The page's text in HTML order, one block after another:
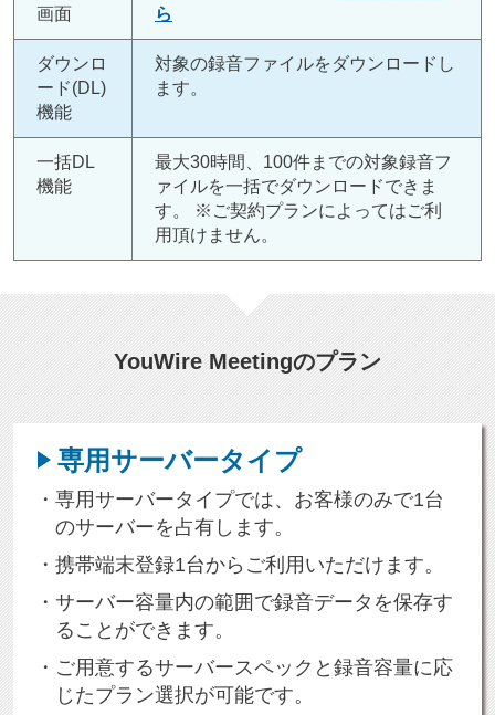
画面
ら
ダウンロ
ード(DL)
機能
対象の録音ファイルをダウンロードし
ます。
一括DL
機能
最大30時間、100件までの対象録音フ
ァイルを一括でダウンロードできま
す。 ※ご契約プランによってはご利
用頂けません。
YouWire Meetingのプラン
専用サーバータイプ
専用サーバータイプでは、お客様のみで1台
のサーバーを占有します。
携帯端末登録1台からご利用いただけます。
サーバー容量内の範囲で録音データを保存す
ることができます。
ご用意するサーバースペックと録音容量に応
じたプラン選択が可能です。